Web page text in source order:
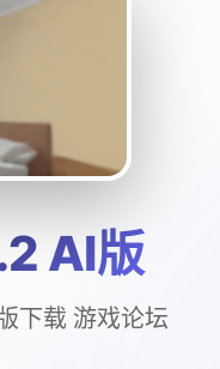
AI版
下载 游戏论坛